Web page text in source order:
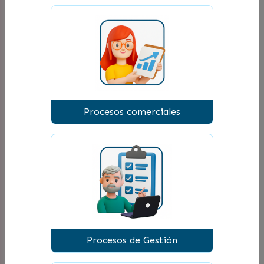
Emociona y vende usando
StorytellingProcesos comerciales
Procesos de Gestión